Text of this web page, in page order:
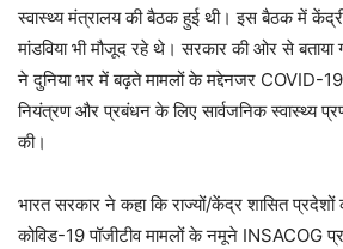
स्वास्थ्य मंत्रालय की बैठक हुई थी। इस बैठक में
मांडविया भी मौजूद रहे थे। सरकार की ओर से बताया
ने दुनिया भर में बढ़ते मामलों के मद्देनजर COVID-19
नियंत्रण और प्रबंधन के लिए सार्वजनिक स्वास्थ्य
की।
भारत सरकार ने कहा कि राज्यों/केंद्र शासित
कोविड-19 पॉजीटीव मामलों के नमूने INSACOG